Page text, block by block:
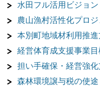
水田フル活用ビジョン
農山漁村活性化プロ
本別町地域材利用推
経営体育成支援事業
担い手確保・経営強
森林環境譲与税の使途